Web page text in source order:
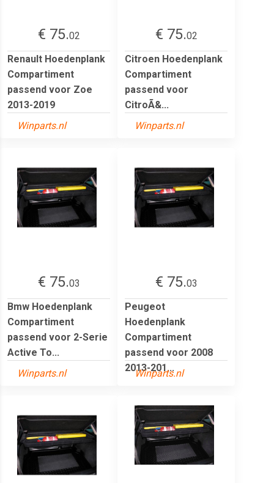
€ 75.02
Renault Hoedenplank
Compartiment
passend voor Zoe
2013-2019
Winparts.nl
€ 75.02
Citroen Hoedenplank
Compartiment
passend voor
CitroÃ&...
Winparts.nl
€ 75.03
Bmw Hoedenplank
Compartiment
passend voor 2-Serie
Active To...
Winparts.nl
€ 75.03
Peugeot
Hoedenplank
Compartiment
passend voor 2008
2013-201...
Winparts.nl